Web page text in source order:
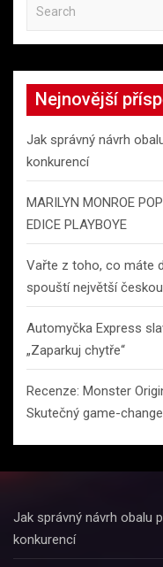
a
r
h
Nejnovější
Jak správný návrh
konkurencí
MARILYN MONROE
EDICE PLAYBOYE
Vařte z toho, co máte
spouští největší
Automyčka Express
„Zaparkuj chytře“
Recenze: Monster
Skutečný game-
Jak správný návrh obalu
konkurencí